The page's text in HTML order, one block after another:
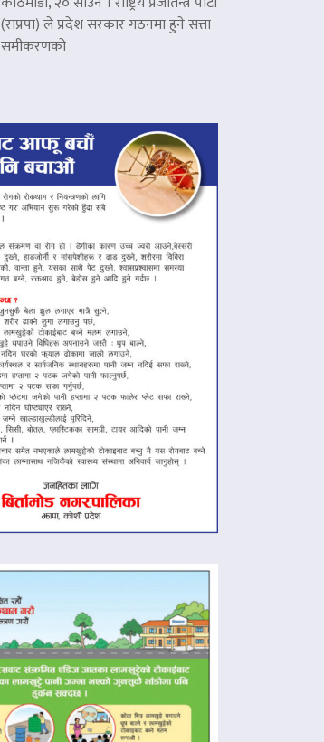
(राप्रपा) ले प्रदेश सरकार गठनमा हुने सत्ता
समीकरणको